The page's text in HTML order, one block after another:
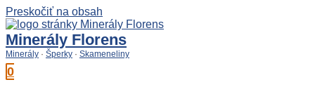
Preskočiť na obsah
Minerály Florens
Minerály · Šperky · Skameneliny
0